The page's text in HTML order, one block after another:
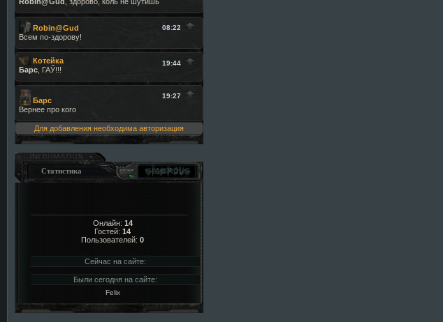
Для добавления необходима авторизация
Статистика
Онлайн: 14
Гостей: 14
Пользователей: 0
Сейчас на сайте:
Были сегодня на сайте:
Felix